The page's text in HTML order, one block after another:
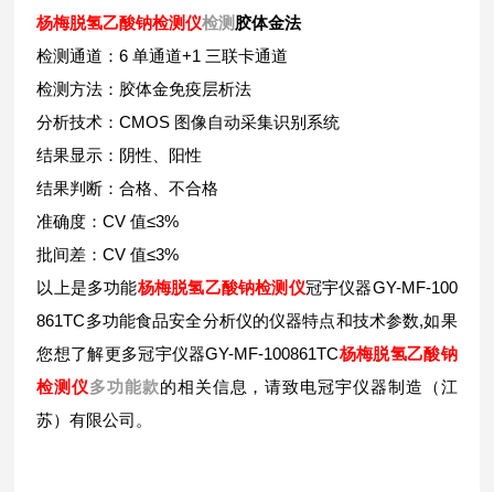
杨梅脱氢乙酸钠检测仪检测 胶体金法
检测通道：6 单通道+1 三联卡通道
检测方法：胶体金免疫层析法
分析技术：CMOS 图像自动采集识别系统
结果显示：阴性、阳性
结果判断：合格、不合格
准确度：CV 值≤3%
批间差：CV 值≤3%
以上是多功能杨梅脱氢乙酸钠检测仪冠宇仪器GY-MF-100
861TC多功能食品安全分析仪的仪器特点和技术参数,如果
您想了解更多冠宇仪器GY-MF-100861TC杨梅脱氢乙酸钠
检测仪多功能款的相关信息，请致电冠宇仪器制造（江
苏）有限公司。